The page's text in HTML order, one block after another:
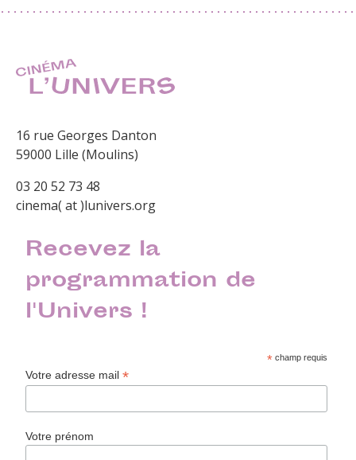
16 rue Georges Danton
59000 Lille (Moulins)
03 20 52 73 48
cinema( at )lunivers.org
Recevez la
programmation de
l'Univers !
* champ requis
Votre adresse mail*
Votre prénom